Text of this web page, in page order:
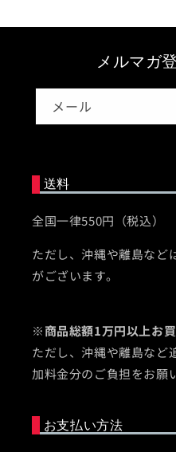
メルマガ
メール
送料
全国一律550円（税込）
ただし、沖縄や離島など
がございます。
※商品総額1万円以上お
ただし、沖縄や離島など
加料金分のご負担をお願
お支払い方法